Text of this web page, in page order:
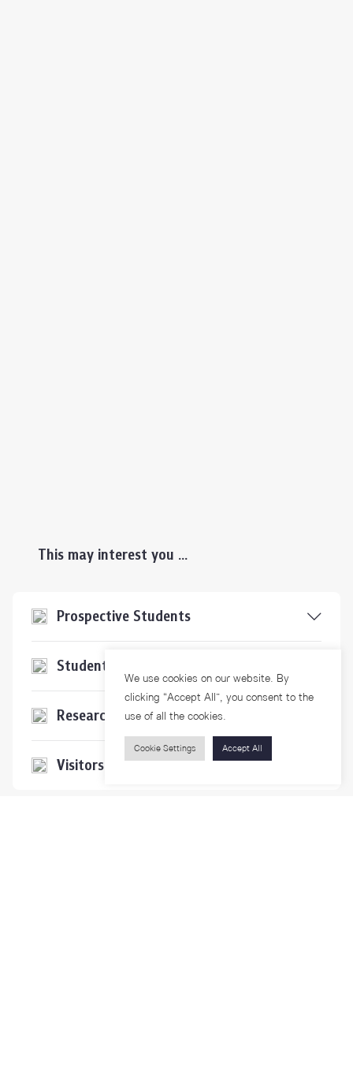
This may interest you ...
Prospective Students
Students & Staffs
Researchers
Visitors
We use cookies on our website. By
clicking “Accept All”, you consent to the
use of all the cookies.
Cookie Settings Accept All